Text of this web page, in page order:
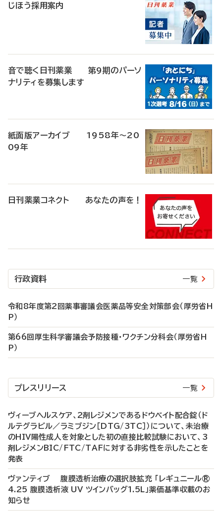
じほう採用案内
音で聴く日刊薬業 第9期のパーソ
ナリティを募集します
紙面版アーカイブ 1958年～20
09年
日刊薬業コネクト あなたの声を！
行政資料 一覧
令和8年度第2回薬事審議会医薬品等安全対策部会（厚労省H
P）
第66回厚生科学審議会予防接種・ワクチン分科会（厚労省H
P）
プレスリリース 一覧
ヴィーブヘルスケア、2剤レジメンであるドウベイト配合錠（ド
ルテグラビル／ラミブジン［DTG/3TC］）について、未治療
のHIV陽性成人を対象とした初の直接比較試験において、3
剤レジメンBIC/FTC/TAFに対する非劣性を示したことを
発表
ヴァンティブ 腹膜透析治療の選択肢拡充 「レギュニール®
4.25 腹膜透析液 UV ツインバッグ1.5L」薬価基準収載のお
知らせ